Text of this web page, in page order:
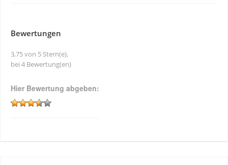
Bewertungen
3,75 von 5 Stern(e),
bei 4 Bewertung(en)
Hier Bewertung abgeben: